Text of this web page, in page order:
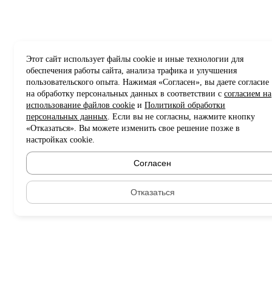
Этот сайт использует файлы cookie и иные технологии для
обеспечения работы сайта, анализа трафика и улучшения
пользовательского опыта. Нажимая «Согласен», вы даете согласие
на обработку персональных данных в соответствии ссогласием на
использование файлов cookie иПолитикой обработки
персональных данных. Если вы не согласны, нажмите кнопку
«Отказаться». Вы можете изменить свое решение позже в
настройках cookie.
Согласен
Отказаться